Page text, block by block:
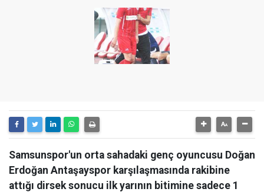
Samsunspor'un orta sahadaki genç oyuncusu Doğan
Erdoğan Antaşayspor karşılaşmasında rakibine
attığı dirsek sonucu ilk yarının bitimine sadece 1